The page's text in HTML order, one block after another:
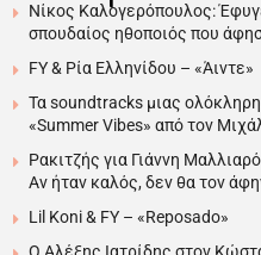
Νίκος Καλογερόπουλος:
σπουδαίος ηθοποιός που
FY & Ρία Ελληνίδου – «Άιντε»
Τα soundtracks μιας
«Summer Vibes» από τον
Ρακιτζής για Γιάννη
Αν ήταν καλός, δεν θα τον
Lil Koni & FY – «Reposado»
Ο Αλέξης Ιατρίδης στον